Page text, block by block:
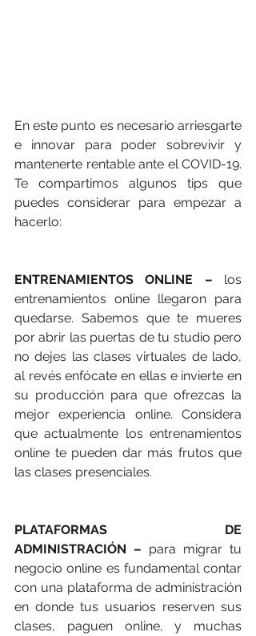
En este punto es necesario arriesgarte
e innovar para poder sobrevivir y
mantenerte rentable ante el COVID-19.
Te compartimos algunos tips que
puedes considerar para empezar a
hacerlo:
ENTRENAMIENTOS ONLINE – los
entrenamientos online llegaron para
quedarse. Sabemos que te mueres
por abrir las puertas de tu studio pero
no dejes las clases virtuales de lado,
al revés enfócate en ellas e invierte en
su producción para que ofrezcas la
mejor experiencia online. Considera
que actualmente los entrenamientos
online te pueden dar más frutos que
las clases presenciales.
PLATAFORMAS DE
ADMINISTRACIÓN – para migrar tu
negocio online es fundamental contar
con una plataforma de administración
en donde tus usuarios reserven sus
clases, paguen online, y muchas